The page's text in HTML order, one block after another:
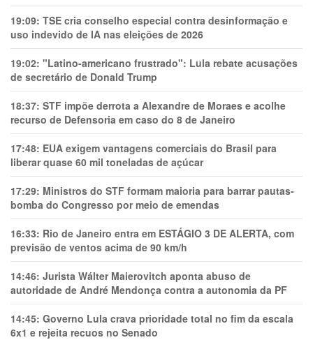
19:09: TSE cria conselho especial contra desinformação e
uso indevido de IA nas eleições de 2026
19:02: "Latino-americano frustrado": Lula rebate acusações
de secretário de Donald Trump
18:37: STF impõe derrota a Alexandre de Moraes e acolhe
recurso de Defensoria em caso do 8 de Janeiro
17:48: EUA exigem vantagens comerciais do Brasil para
liberar quase 60 mil toneladas de açúcar
17:29: Ministros do STF formam maioria para barrar pautas-
bomba do Congresso por meio de emendas
16:33: Rio de Janeiro entra em ESTÁGIO 3 DE ALERTA, com
previsão de ventos acima de 90 km/h
14:46: Jurista Wálter Maierovitch aponta abuso de
autoridade de André Mendonça contra a autonomia da PF
14:45: Governo Lula crava prioridade total no fim da escala
6x1 e rejeita recuos no Senado